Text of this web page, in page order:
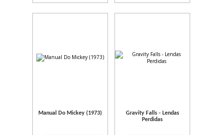
Manual Do Mickey (1973)
Gravity Falls - Lendas
Perdidas